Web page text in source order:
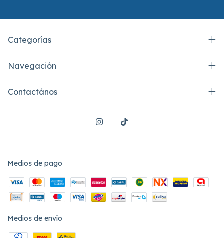
Categorías
Navegación
Contactános
Medios de pago
Medios de envío